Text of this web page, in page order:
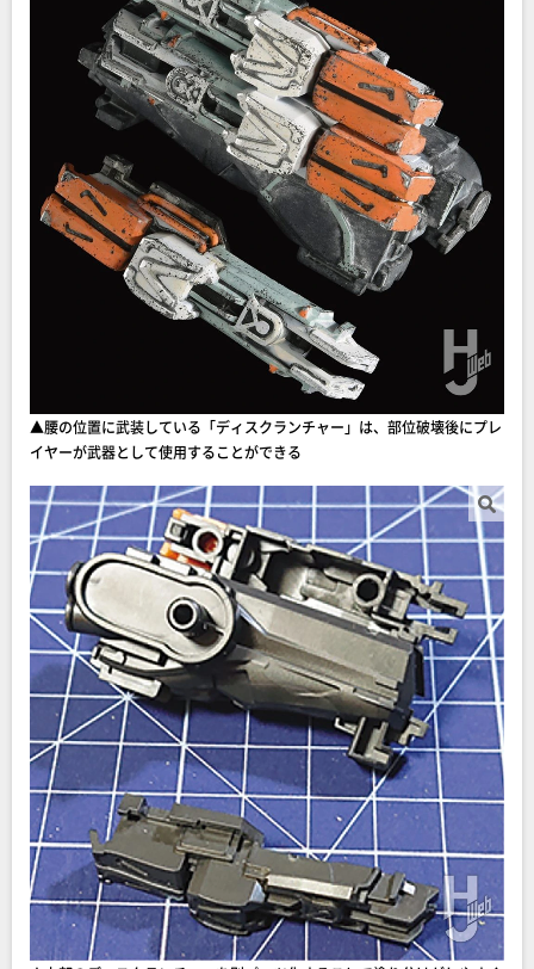
▲腰の位置に武装している「ディスクランチャー」は、部位破壊後にプレ
イヤーが武器として使用することができる